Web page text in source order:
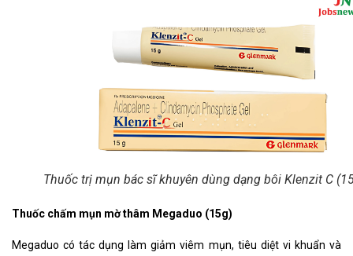
Thuốc trị mụn bác sĩ khuyên dùng dạng bôi Klenzit C
Thuốc chấm mụn mờ thâm Megaduo (15g)
Megaduo có tác dụng làm giảm viêm mụn, tiêu diệt vi khuẩn và